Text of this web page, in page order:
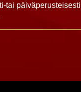
tai